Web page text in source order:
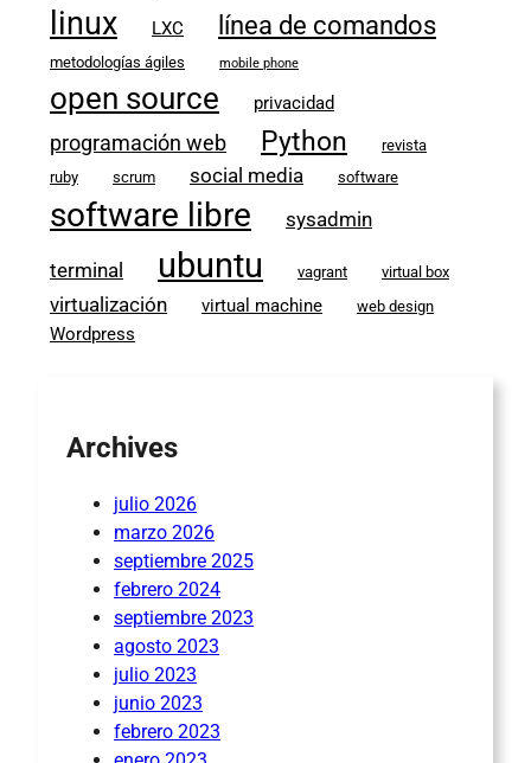
linux LXC línea de comandos
metodologías ágiles mobile phone
open source privacidad
programación web Python
revista
ruby
scrum social media software
software libre sysadmin
terminal ubuntu vagrant virtual box
virtualización virtual machine web design
Wordpress
Archives
julio 2026
marzo 2026
septiembre 2025
febrero 2024
septiembre 2023
agosto 2023
julio 2023
junio 2023
febrero 2023